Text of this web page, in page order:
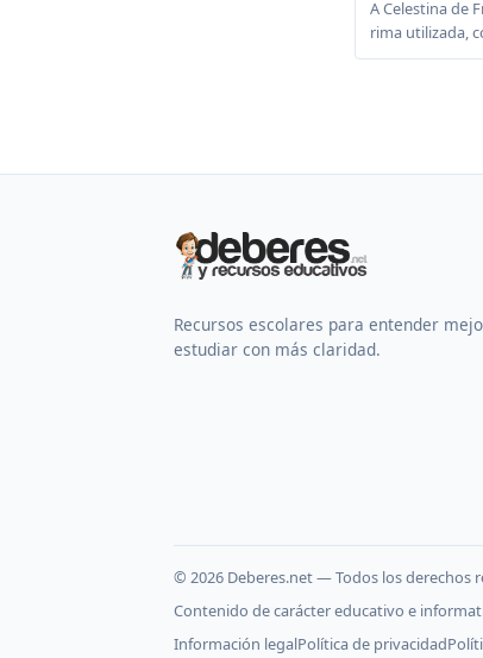
A Celestina de
rima utilizada,
Recursos escolares para entender
estudiar con más claridad.
© 2026 Deberes.net — Todos los derechos
Contenido de carácter educativo e
Información legalPolítica de privacidad